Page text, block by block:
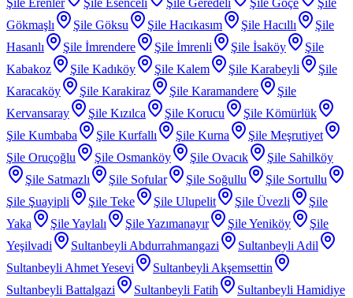
Şile Erenler
Şile Esenceli Şile Geredeli Şile Göçe
Şile
Gökmaşlı
Şile Göksu Şile Hacıkasım Şile Hacıllı
Şile
Hasanlı
Şile İmrendere Şile İmrenli Şile İsaköy
Şile
Kabakoz
Şile Kadıköy Şile Kalem Şile Karabeyli
Şile
Karacaköy
Şile Karakiraz Şile Karamandere
Şile
Kervansaray
Şile Kızılca Şile Korucu
Şile Kömürlük
Şile Kumbaba
Şile Kurfallı Şile Kurna
Şile Meşrutiyet
Şile Oruçoğlu
Şile Osmanköy Şile Ovacık
Şile Sahilköy
Şile Satmazlı
Şile Sofular Şile Soğullu
Şile Sortullu
Şile Şuayipli
Şile Teke Şile Ulupelit Şile Üvezli
Şile
Yaka
Şile Yaylalı Şile Yazımanayır Şile Yeniköy
Şile
Yeşilvadi
Sultanbeyli Abdurrahmangazi
Sultanbeyli Adil
Sultanbeyli Ahmet Yesevi
Sultanbeyli Akşemsettin
Sultanbeyli Battalgazi
Sultanbeyli Fatih
Sultanbeyli Hamidiye